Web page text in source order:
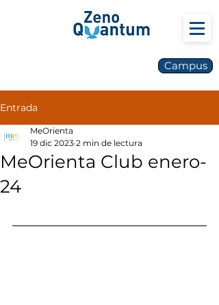
Campus
Entrada
MeOrienta Club enero-
24
MeOrienta
19 dic 2023 2 min de lectura